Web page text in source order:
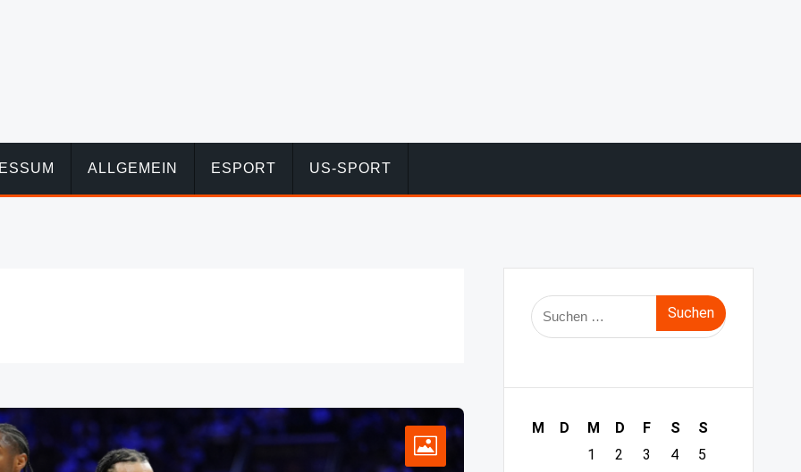
ALLGEMEIN ESPORT US-SPORT
Suche
nach:
M D M D F S
S
1
2 3 4
5